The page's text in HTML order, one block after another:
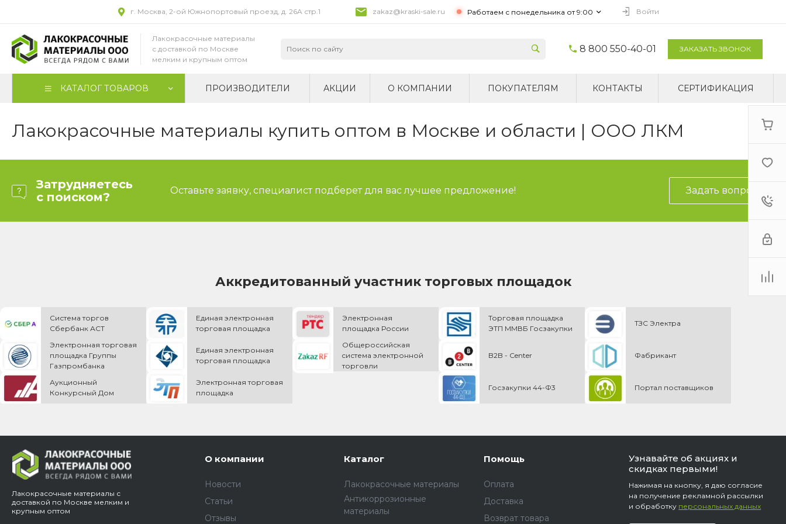
г. Москва, 2-ой Южнопортовый проезд, д. 26A стр.1 zakaz@kraski-sale.ru Работаем с понедельника от 9:00 Войти
Лакокрасочные материалы
с доставкой по Москве
мелким и крупным оптом
8 800 550-40-01 ЗАКАЗАТЬ ЗВОНОК
КАТАЛОГ ТОВАРОВ ПРОИЗВОДИТЕЛИ АКЦИИ О КОМПАНИИ ПОКУПАТЕЛЯМ КОНТАКТЫ СЕРТИФИКАЦИЯ
Лакокрасочные материалы купить оптом в Москве и области | ООО ЛКМ
Затрудняетесь
с поиском?
Оставьте заявку, специалист подберет для вас лучшее предложение! Задать вопрос
Аккредитованный участник торговых площадок
Система торгов
Сбербанк АСТ
Единая электронная
торговая площадка
Электронная
площадка России
Торговая площадка
ЭТП ММВБ Госзакупки
ТЗС Электра
Электронная торговая
площадка Группы
Газпромбанка
Единая электронная
торговая площадка
Общероссийская
cистема электронной
торговли
B2B - Center Фабрикант
Аукционный
Конкурсный Дом
Электронная торговая
площадка
Госзакупки 44-Ф3 Портал поставщиков
Лакокрасочные материалы с
доставкой по Москве мелким и
крупным оптом
О компании
Новости
Статьи
Отзывы
Каталог
Лакокрасочные материалы
Антикоррозионные
материалы
Помощь
Оплата
Доставка
Возврат товара
Узнавайте об акциях и
скидках первыми!
Нажимая на кнопку, я даю согласие
на получение рекламной рассылки
и обработку персональных данных